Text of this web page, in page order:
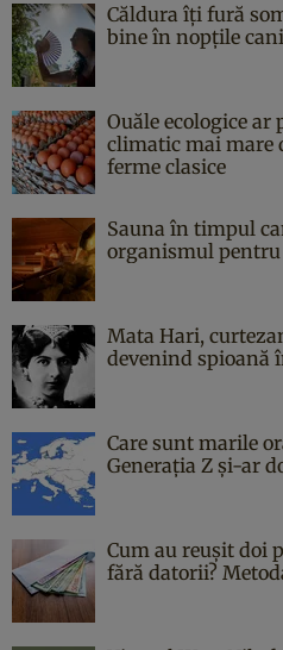
Căldura îți fură
bine în nopțile
Ouăle ecologice ar
climatic mai mare
ferme clasice
Sauna în timpul
organismul pentru
Mata Hari,
devenind spioană
Care sunt marile
Generația Z și-ar
Cum au reușit doi
fără datorii?